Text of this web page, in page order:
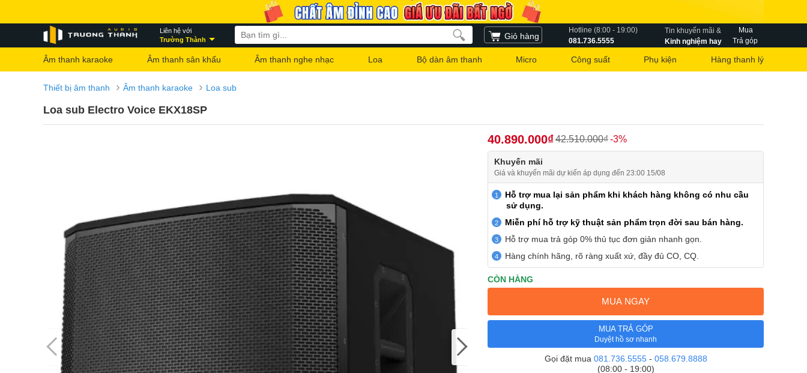
Liên hệ với
Trường Thành
Giỏ hàng
Hotline (8:00 - 19:00)
081.736.5555
Tin khuyến mãi &
Kinh nghiệm hay
Mua
Trả góp
Âm thanh karaoke Âm thanh sân khấu Âm thanh nghe nhạc Loa Bộ dàn âm thanh Micro Công suất Phụ kiện Hàng thanh lý
Thiết bị âm thanh › Âm thanh karaoke › Loa sub
Loa sub Electro Voice EKX18SP
40.890.000₫42.510.000₫-3%
Khuyến mãi
Giá và khuyến mãi dự kiến áp dụng đến 23:00 15/08
Hỗ trợ mua lại sản phẩm khi khách hàng không có nhu cầu
sử dụng.
Miễn phí hỗ trợ kỹ thuật sản phẩm trọn đời sau bán hàng.
Hỗ trợ mua trả góp 0% thủ tục đơn giản nhanh gọn.
Hàng chính hãng, rõ ràng xuất xứ, đầy đủ CO, CQ.
CÒN HÀNG
MUA NGAY
MUA TRẢ GÓP
Duyệt hồ sơ nhanh
Gọi đặt mua 081.736.5555- 058.679.8888
(08:00 - 19:00)